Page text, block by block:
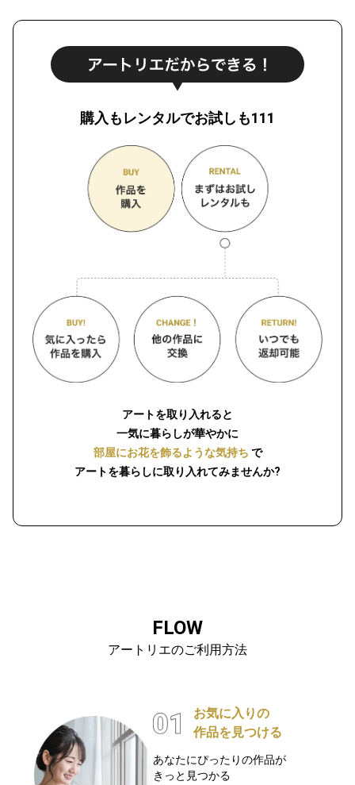
購入もレンタルでお試しも111
アートを取り入れると
一気に暮らしが華やかに
部屋にお花を飾るような気持ち で
アートを暮らしに取り入れてみませんか?
FLOW
アートリエのご利用方法
お気に入りの
作品を見つける
あなたにぴったりの作品が
きっと見つかる